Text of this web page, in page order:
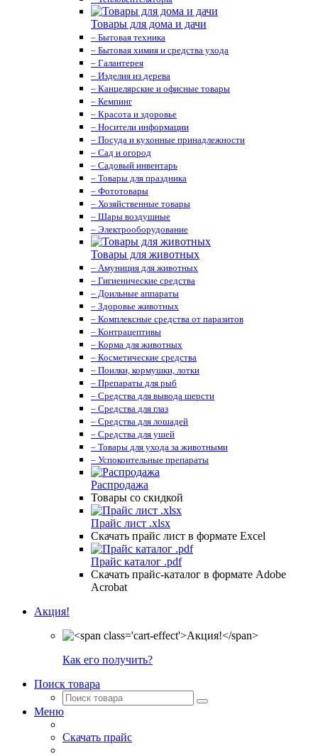
Товары для дома и дачи
– Бытовая техника
– Бытовая химия и средства ухода
– Галантерея
– Изделия из дерева
– Канцелярские и офисные товары
– Кемпинг
– Красота и здоровье
– Носители информации
– Посуда и кухонные принадлежности
– Сад и огород
– Садовый инвентарь
– Товары для праздника
– Фототовары
– Хозяйственные товары
– Шары воздушные
– Электрооборудование
Товары для животных
– Амуниция для животных
– Гигиенические средства
– Доильные аппараты
– Здоровье животных
– Комплексные средства от паразитов
– Контрацептивы
– Корма для животных
– Косметические средства
– Поилки, кормушки, лотки
– Препараты для рыб
– Средства для вывода шерсти
– Средства для глаз
– Средства для лошадей
– Средства для ушей
– Товары для ухода за животными
– Успокоительные препараты
Распродажа
Товары со скидкой
Прайс лист .xlsx
Скачать прайс лист в формате Excel
Прайс каталог .pdf
Скачать прайс-каталог в формате Adobe
Acrobat
Акция!
Как его получить?
Поиск товара
Меню
Скачать прайс